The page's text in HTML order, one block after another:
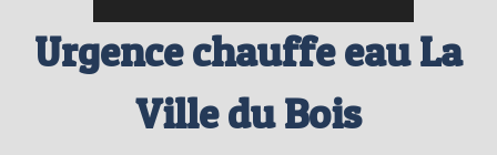
Urgence chauffe eau La
Ville du Bois